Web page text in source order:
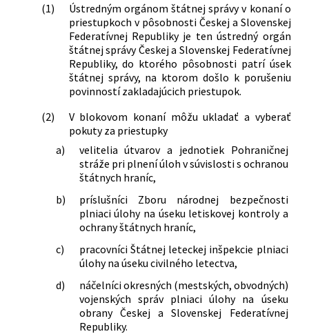
(1)
Ústredným orgánom štátnej správy v konaní o
priestupkoch v pôsobnosti Českej a Slovenskej
Federatívnej Republiky je ten ústredný orgán
štátnej správy Českej a Slovenskej Federatívnej
Republiky, do ktorého pôsobnosti patrí úsek
štátnej správy, na ktorom došlo k porušeniu
povinností zakladajúcich priestupok.
(2)
V blokovom konaní môžu ukladať a vyberať
pokuty za priestupky
a)
velitelia útvarov a jednotiek Pohraničnej
stráže pri plnení úloh v súvislosti s ochranou
štátnych hraníc,
b)
príslušníci Zboru národnej bezpečnosti
plniaci úlohy na úseku letiskovej kontroly a
ochrany štátnych hraníc,
c)
pracovníci Štátnej leteckej inšpekcie plniaci
úlohy na úseku civilného letectva,
d)
náčelníci okresných (mestských, obvodných)
vojenských správ plniaci úlohy na úseku
obrany Českej a Slovenskej Federatívnej
Republiky.